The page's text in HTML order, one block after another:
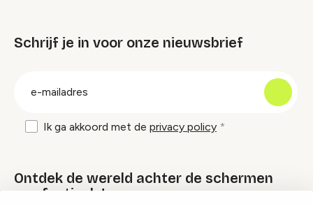
Schrijf je in voor onze nieuwsbrief
Ik ga akkoord met de privacy policy
Ontdek de wereld achter de schermen
van festivals!